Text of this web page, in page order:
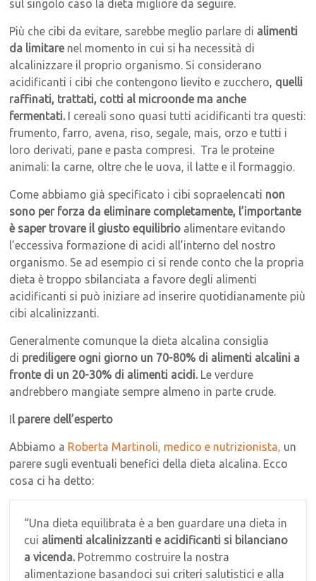
sul singolo caso la dieta migliore da seguire.
Più che cibi da evitare, sarebbe meglio parlare di alimenti
da limitarenel momento in cui si ha necessità di
alcalinizzare il proprio organismo. Si considerano
acidificanti i cibi che contengono lievito e zucchero, quelli
raffinati, trattati, cotti al microonde ma anche
fermentati.I cereali sono quasi tutti acidificanti tra questi:
frumento, farro, avena, riso, segale, mais, orzo e tutti i
loro derivati, pane e pasta compresi. Tra le proteine
animali: la carne, oltre che le uova, il latte e il formaggio.
Come abbiamo già specificato i cibi sopraelencati non
sono per forza da eliminare completamente, l’importante
è saper trovare il giusto equilibrio alimentare evitando
l’eccessiva formazione di acidi all’interno del nostro
organismo. Se ad esempio ci si rende conto che la propria
dieta è troppo sbilanciata a favore degli alimenti
acidificanti si può iniziare ad inserire quotidianamente più
cibi alcalinizzanti.
Generalmente comunque la dieta alcalina consiglia
di prediligere ogni giorno un 70-80% di alimenti alcalini a
fronte di un 20-30% di alimenti acidi.Le verdure
andrebbero mangiate sempre almeno in parte crude.
Il parere dell’esperto
Abbiamo a Roberta Martinoli, medico e nutrizionista, un
parere sugli eventuali benefici della dieta alcalina. Ecco
cosa ci ha detto:
“Una dieta equilibrata è a ben guardare una dieta in
cui alimenti alcalinizzanti e acidificanti si bilanciano
a vicenda.Potremmo costruire la nostra
alimentazione basandoci sui criteri salutistici e alla